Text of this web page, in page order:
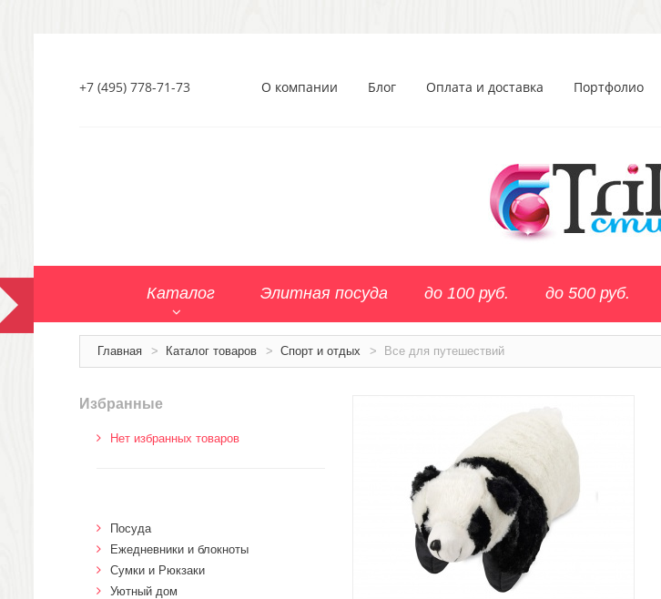
+7 (495) 778-71-73 О компании Блог Оплата и доставка Портфолио
Каталог Элитная посуда до 100 руб. до 500 руб.
Главная > Каталог товаров > Спорт и отдых > Все для путешествий
Избранные
Нет избранных товаров
Посуда
Ежедневники и блокноты
Сумки и Рюкзаки
Уютный дом